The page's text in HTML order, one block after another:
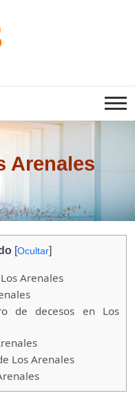
Arenales
[Ocultar]
Arenales
de decesos en Los
Los Arenales